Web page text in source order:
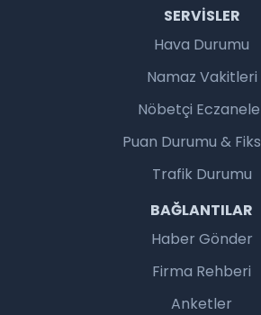
SERVISLER
Hava Durumu
Namaz Vakitleri
Nöbetçi
Puan Durumu &
Trafik Durumu
BAĞLANTILAR
Haber Gönder
Firma Rehberi
Anketler